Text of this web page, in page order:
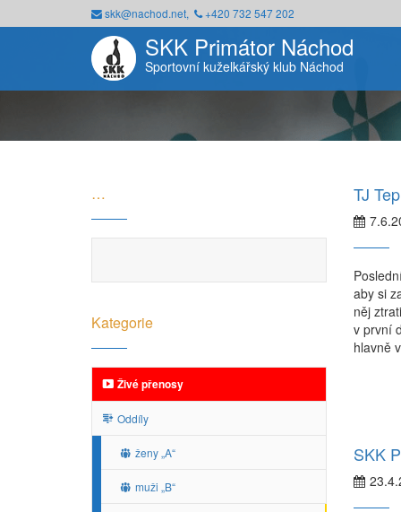
skk@nachod.net, +420 732 547 202
SKK Primátor Náchod
Sportovní kuželkářský klub Náchod
TJ
aby si
něj
v první
hlavně
SKK
…
Kategorie
Živé přenosy
Oddíly
ženy „A“
muži „B“